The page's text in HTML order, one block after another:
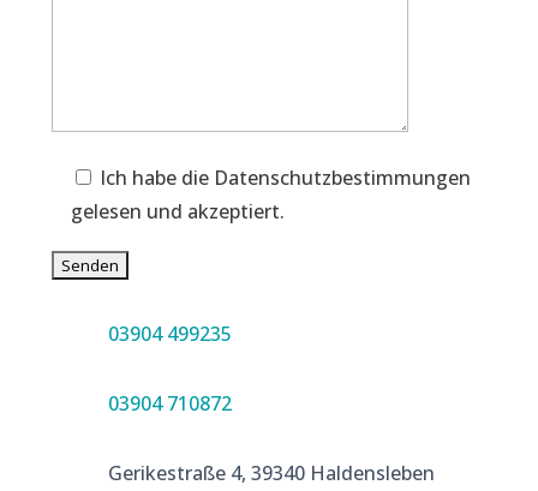
Ich habe die Datenschutzbestimmungen
gelesen und akzeptiert.
03904 499235
03904 710872
Gerikestraße 4, 39340 Haldensleben